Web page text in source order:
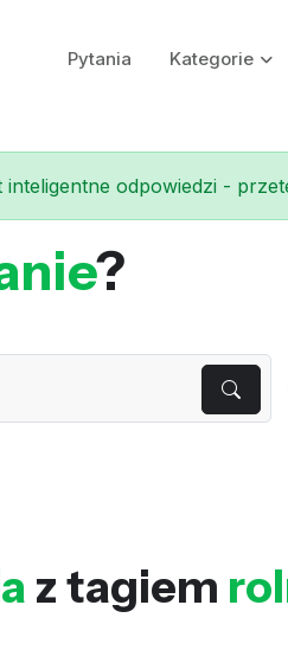
Pytania Kategorie
odpowiedzi -
?
z tagiem